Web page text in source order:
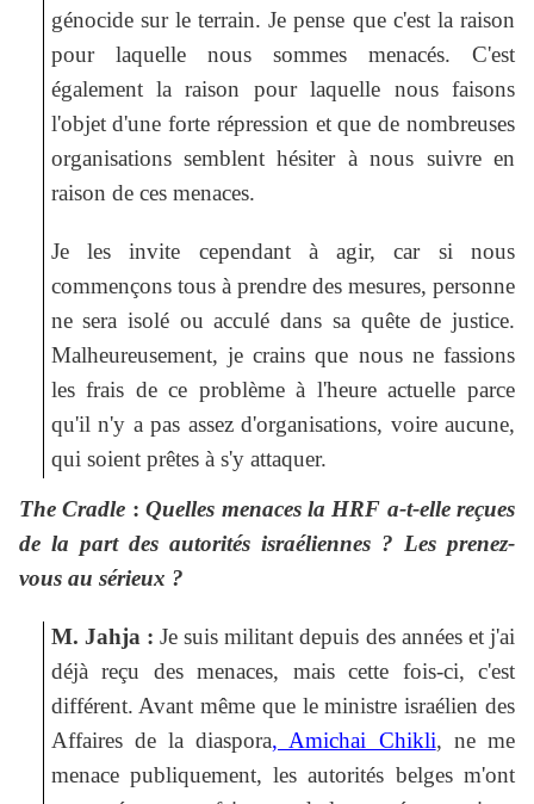
génocide sur le terrain. Je pense que c'est la raison
pour laquelle nous sommes menacés. C'est
également la raison pour laquelle nous faisons
l'objet d'une forte répression et que de nombreuses
organisations semblent hésiter à nous suivre en
raison de ces menaces.
Je les invite cependant à agir, car si nous
commençons tous à prendre des mesures, personne
ne sera isolé ou acculé dans sa quête de justice.
Malheureusement, je crains que nous ne fassions
les frais de ce problème à l'heure actuelle parce
qu'il n'y a pas assez d'organisations, voire aucune,
qui soient prêtes à s'y attaquer.
The Cradle : Quelles menaces la HRF a-t-elle reçues
de la part des autorités israéliennes ? Les prenez-
vous au sérieux ?
M. Jahja :Je suis militant depuis des années et j'ai
déjà reçu des menaces, mais cette fois-ci, c'est
différent. Avant même que le ministre israélien des
Affaires de la diaspora, Amichai Chikli, ne me
menace publiquement, les autorités belges m'ont